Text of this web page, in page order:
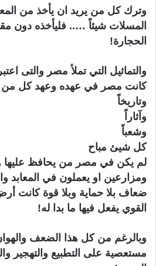
وترك كل من يريد ان يأخذ من
المسلات شيئاً ….. فليأخذه دون
الحجارة!
والتماثيل التي تملأ مصر والتى
كانت مصر في عهده وعهد كل من
وتاريخاً
وآثاراً
وشعباً
كل شيئ مباح
لم يكن في مصر من يحافظ عليها
ومزارعين او يعملون في المعابد
ضعاف بلا حماية وبلا قوة كانت
القوي يفعل فيها ما بدا له!
وبالرغم من كل هذا الضعف
مستعصية على التطبيع والتهجير